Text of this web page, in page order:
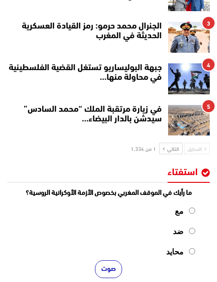
3
الجنرال محمد حرمو: رمز القيادة العسكرية
الحديثة في المغرب
4
جبهة البوليساريو تستغل القضية الفلسطينية
في محاولة منها…
5
في زيارة مرتقبة الملك “محمد السادس”
سيدشن بالدار البيضاء…
السابق التالي 1 من 1٬336
استفتاء
ما رأيك في الموقف المغربي بخصوص الأزمة الأوكرانية الروسية؟
مع
ضد
محايد